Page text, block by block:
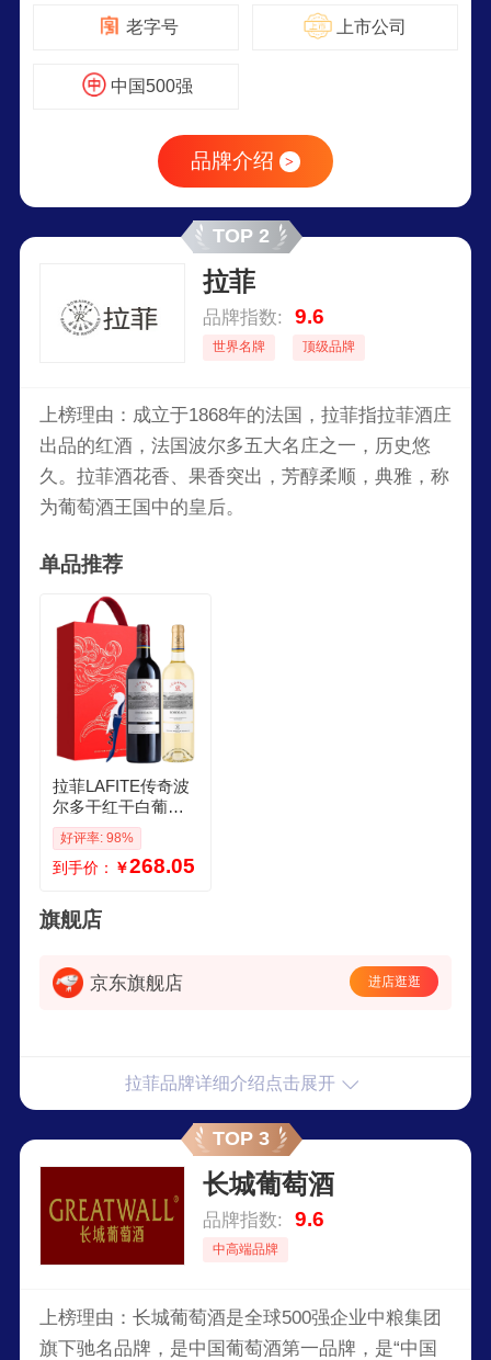
老字号 上市公司
中国500强
品牌介绍 >
TOP 2
拉菲
品牌指数: 9.6
世界名牌 顶级品牌
上榜理由：成立于1868年的法国，拉菲指拉菲酒庄
出品的红酒，法国波尔多五大名庄之一，历史悠
久。拉菲酒花香、果香突出，芳醇柔顺，典雅，称
为葡萄酒王国中的皇后。
单品推荐
拉菲LAFITE传奇波
尔多干红干白葡萄
酒750ml2礼盒
好评率: 98%
到手价： ￥268.05
旗舰店
京东旗舰店 进店逛逛
拉菲品牌详细介绍点击展开
TOP 3
长城葡萄酒
品牌指数: 9.6
中高端品牌
上榜理由：长城葡萄酒是全球500强企业中粮集团
旗下驰名品牌，是中国葡萄酒第一品牌，是“中国